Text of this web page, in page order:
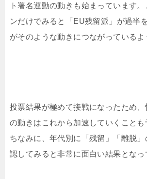
ト署名運動の動きも始まっています
ンだけでみると「EU残留派」が過半
がそのような動きにつながっているよ
投票結果が極めて接戦になったため、
の動きはこれから加速していくことも
ちなみに、年代別に「残留」「離脱
認してみると非常に面白い結果となっ